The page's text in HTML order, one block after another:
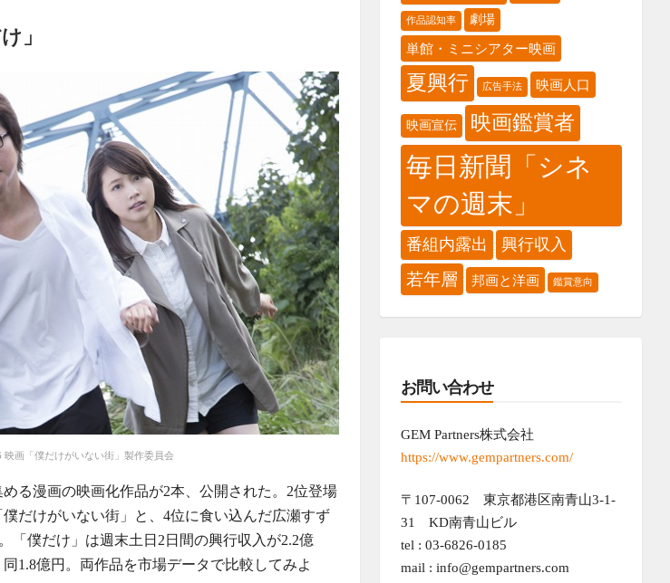
」
映画「僕だけがいない街」製作委員会
る漫画の映画化作品が2本、公開された。2位登場
だけがいない街」と、4位に食い込んだ広瀬すず
「僕だけ」は週末土日2日間の興行収入が2.2億
1.8億円。両作品を市場データで比較してみよ
作品認知率 劇場
単館・ミニシアター映画
夏興行 広告手法 映画人口
映画宣伝 映画鑑賞者
毎日新聞「シネ
マの週末」
番組内露出 興行収入
若年層 邦画と洋画 鑑賞意向
お問い合わせ
GEM Partners株式会社
https://www.gempartners.com/
〒107-0062 東京都港区南青山3-1-
31 KD南青山ビル
tel : 03-6826-0185
mail : info@gempartners.com